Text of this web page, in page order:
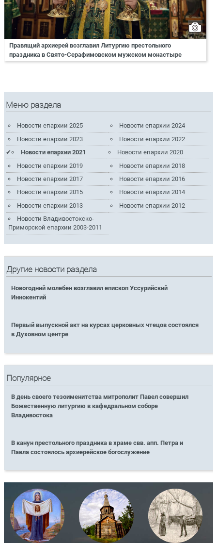
Правящий архиерей возглавил Литургию престольного
праздника в Свято-Серафимовском мужском монастыре
Меню раздела
Новости епархии 2025
Новости епархии 2024
Новости епархии 2023
Новости епархии 2022
Новости епархии 2021
Новости епархии 2020
Новости епархии 2019
Новости епархии 2018
Новости епархии 2017
Новости епархии 2016
Новости епархии 2015
Новости епархии 2014
Новости епархии 2013
Новости епархии 2012
Новости Владивостокско-
Приморской епархии 2003-2011
Другие новости раздела
Новогодний молебен возглавил епископ Уссурийский
Иннокентий
Первый выпускной акт на курсах церковных чтецов состоялся
в Духовном центре
Популярное
В день своего тезоименитства митрополит Павел совершил
Божественную литургию в кафедральном соборе
Владивостока
В канун престольного праздника в храме свв. апп. Петра и
Павла состоялось архиерейское богослужение